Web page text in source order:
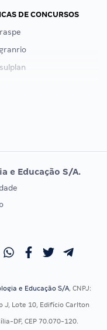
DE CONCURSOS
DE ORDEM
OAB
e Educação S/A.
e Educação S/A, CNPJ:
J, Lote 10, Edifício Carlton
DF, CEP 70.070-120.